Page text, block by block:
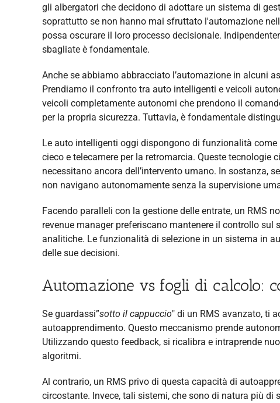
gli albergatori che decidono di adottare un sistema di
soprattutto se non hanno mai sfruttato l'automazione
possa oscurare il loro processo decisionale.
sbagliate è fondamentale.
Anche se abbiamo abbracciato l’automazione in alcuni
Prendiamo il confronto tra auto intelligenti e veicoli
veicoli completamente autonomi che prendono il
per la propria sicurezza. Tuttavia, è fondamentale
Le auto intelligenti oggi dispongono di funzionalità
cieco e telecamere per la retromarcia. Queste
necessitano ancora dell’intervento umano. In sostanza,
non navigano autonomamente senza la supervisione
Facendo paralleli con la gestione delle entrate, un RMS
revenue manager preferiscano mantenere il controllo
analitiche. Le funzionalità di selezione in un sistema in
delle sue decisioni.
Automazione vs fogli di calcolo:
Se guardassi”sotto il cappuccio" di un RMS avanzato, ti
autoapprendimento. Questo meccanismo prende
Utilizzando questo feedback, si ricalibra e intraprende
algoritmi.
Al contrario, un RMS privo di questa capacità di
circostante. Invece, tali sistemi, che sono di natura più